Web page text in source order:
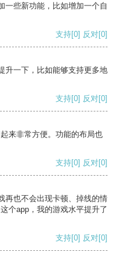
一些新功能，比如增加一个自
支持[0] 反对[0]
升一下，比如能够支持更多地
支持[0] 反对[0]
来非常方便。功能的布局也
支持[0] 反对[0]
再也不会出现卡顿、掉线的情
个app，我的游戏水平提升了
支持[0] 反对[0]